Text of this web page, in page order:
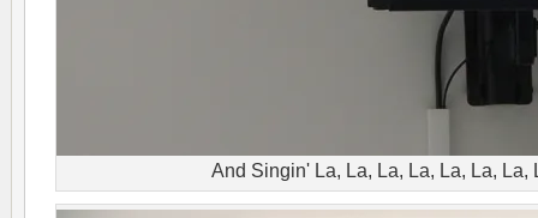
And Singin' La, La, La, La, La, La, La,